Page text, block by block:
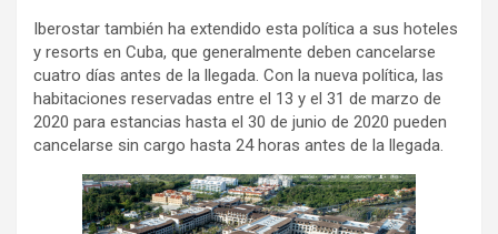
Iberostar también ha extendido esta política a sus hoteles
y resorts en Cuba, que generalmente deben cancelarse
cuatro días antes de la llegada. Con la nueva política, las
habitaciones reservadas entre el 13 y el 31 de marzo de
2020 para estancias hasta el 30 de junio de 2020 pueden
cancelarse sin cargo hasta 24 horas antes de la llegada.